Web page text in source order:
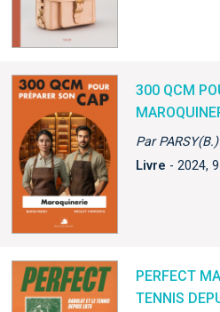
300 QCM
Par
Livre - 2024,
PERFECT
TENNIS